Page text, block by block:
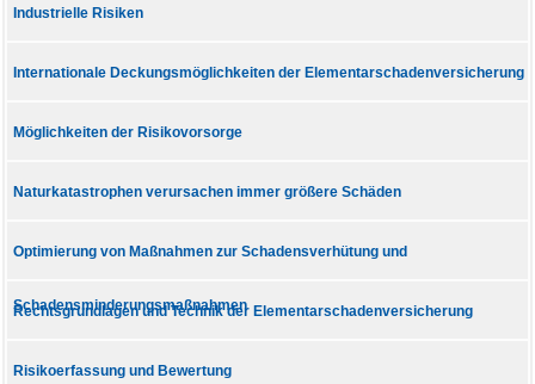
Industrielle Risiken
Internationale Deckungsmöglichkeiten der Elementarschadenversicherung
Möglichkeiten der Risikovorsorge
Naturkatastrophen verursachen immer größere Schäden
Optimierung von Maßnahmen zur Schadensverhütung und
Schadensminderungsmaßnahmen
Rechtsgrundlagen und Technik der Elementarschadenversicherung
Risikoerfassung und Bewertung